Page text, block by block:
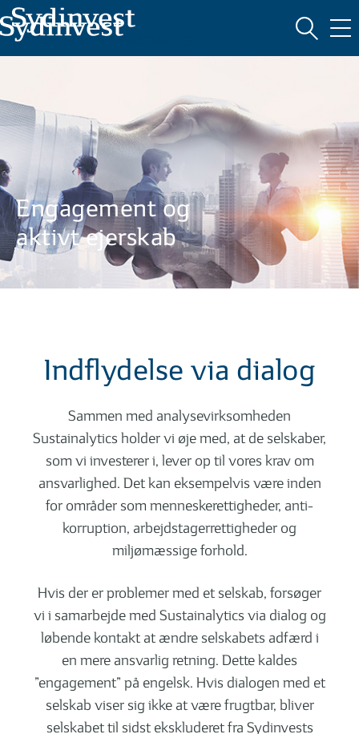
MARKEDSFØRINGSMATERIALE
Engagement og
aktivt ejerskab
Indflydelse via dialog
Sammen med analysevirksomheden
Sustainalytics holder vi øje med, at de selskaber,
som vi investerer i, lever op til vores krav om
ansvarlighed. Det kan eksempelvis være inden
for områder som menneskerettigheder, anti-
korruption, arbejdstagerrettigheder og
miljømæssige forhold.
Hvis der er problemer med et selskab, forsøger
vi i samarbejde med Sustainalytics via dialog og
løbende kontakt at ændre selskabets adfærd i
en mere ansvarlig retning. Dette kaldes
”engagement” på engelsk. Hvis dialogen med et
selskab viser sig ikke at være frugtbar, bliver
selskabet til sidst ekskluderet fra Sydinvests